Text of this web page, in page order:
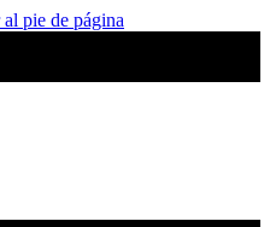
al pie de página